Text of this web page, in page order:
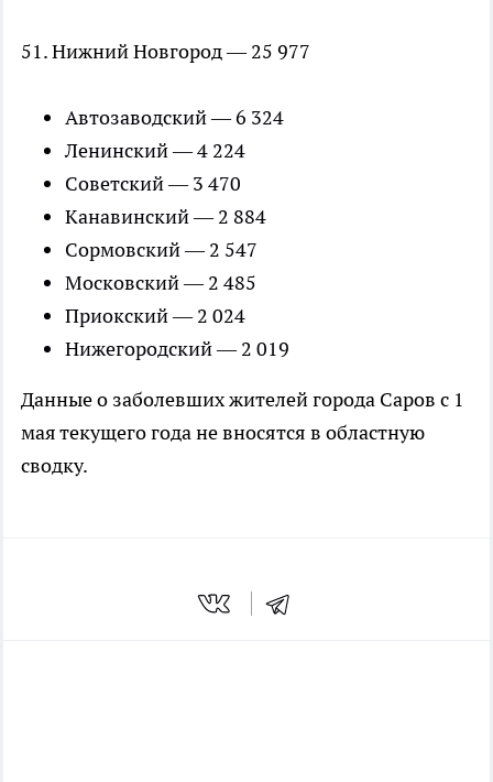
51. Нижний Новгород — 25 977
Автозаводский — 6 324
Ленинский — 4 224
Советский — 3 470
Канавинский — 2 884
Сормовский — 2 547
Московский — 2 485
Приокский — 2 024
Нижегородский — 2 019
Данные о заболевших жителей города Саров с 1
мая текущего года не вносятся в областную
сводку.